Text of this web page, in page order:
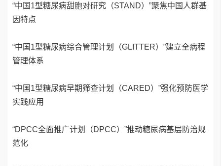
“中国1型糖尿病甜胞对研究（STAND）”聚焦中国人群基
因特点
“中国1型糖尿病综合管理计划（GLITTER）”建立全病程
管理体系
“中国1型糖尿病早期筛查计划（CARED）”强化预防医学
实践应用
“DPCC全面推广计划（DPCC）”推动糖尿病基层防治规
范化